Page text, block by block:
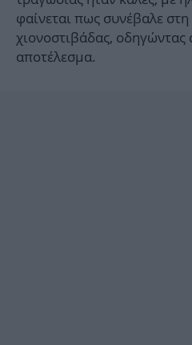
φαίνεται πως συνέβαλε
χιονοστιβάδας, οδηγώντας
αποτέλεσμα.